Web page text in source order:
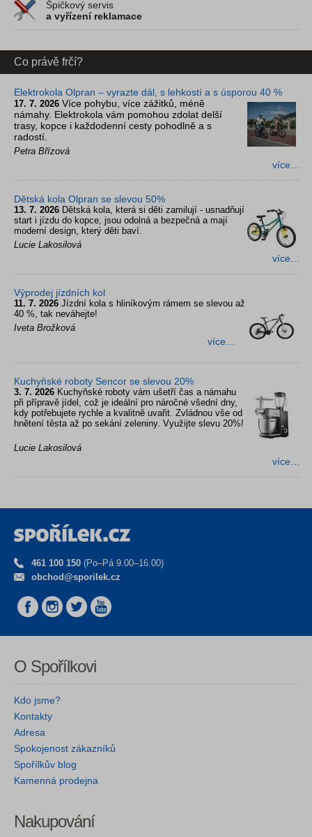
Špičkový servis
a vyřízení reklamace
Co právě frčí?
Elektrokola Olpran – vyrazte dál, s lehkostí a s úsporou 40 %
17. 7. 2026 Více pohybu, více zážitků, méně
námahy. Elektrokola vám pomohou zdolat delší
trasy, kopce i každodenní cesty pohodlně a s
radostí.
Petra Břízová
více…
Dětská kola Olpran se slevou 50%
13. 7. 2026 Dětská kola, která si děti zamilují - usnadňují
start i jízdu do kopce, jsou odolná a bezpečná a mají
moderní design, který děti baví.
Lucie Lakosilová
více…
Výprodej jízdních kol
11. 7. 2026 Jízdní kola s hliníkovým rámem se slevou až
40 %, tak neváhejte!
Iveta Brožková
více…
Kuchyňské roboty Sencor se slevou 20%
3. 7. 2026 Kuchyňské roboty vám ušetří čas a námahu
při přípravě jídel, což je ideální pro náročné všední dny,
kdy potřebujete rychle a kvalitně uvařit. Zvládnou vše od
hnětení těsta až po sekání zeleniny. Využijte slevu 20%!
Lucie Lakosilová
více…
461 100 150 (Po–Pá 9.00–16.00)
obchod@sporilek.cz
O Spořílkovi
Kdo jsme?
Kontakty
Adresa
Spokojenost zákazníků
Spořílkův blog
Kamenná prodejna
Nakupování